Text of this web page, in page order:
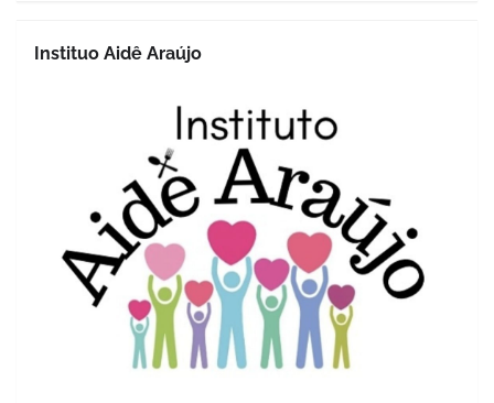
Instituo Aidê Araújo